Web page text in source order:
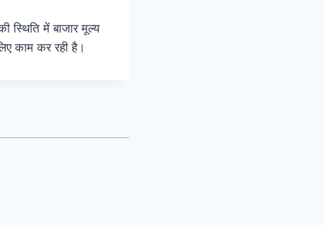
स्थिति में बाजार मूल्य
काम कर रही है।